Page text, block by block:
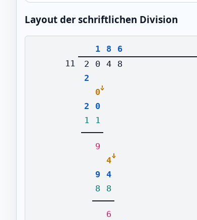
Layout der schriftlichen Division
1 8
6
11
2 0 4
8
2
0
2
0
1
1
9
4
9
4
8
8
6